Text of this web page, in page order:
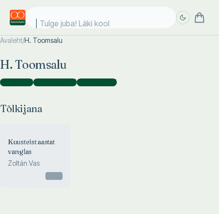
Tulge juba! Läki kooli
Avaleht/H. Toomsalu
H. Toomsalu
Tõlkijana )Toimetajana )Koostajana )
Tõlkijana
Kuusteist aastat
vanglas
Zoltán Vas